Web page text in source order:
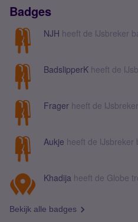
Badges
NJH heeft de IJsbreker
BadslipperK heeft de
Frager heeft de
Aukje heeft de IJsbreker
Khadija heeft de Globe
Bekijk alle badges